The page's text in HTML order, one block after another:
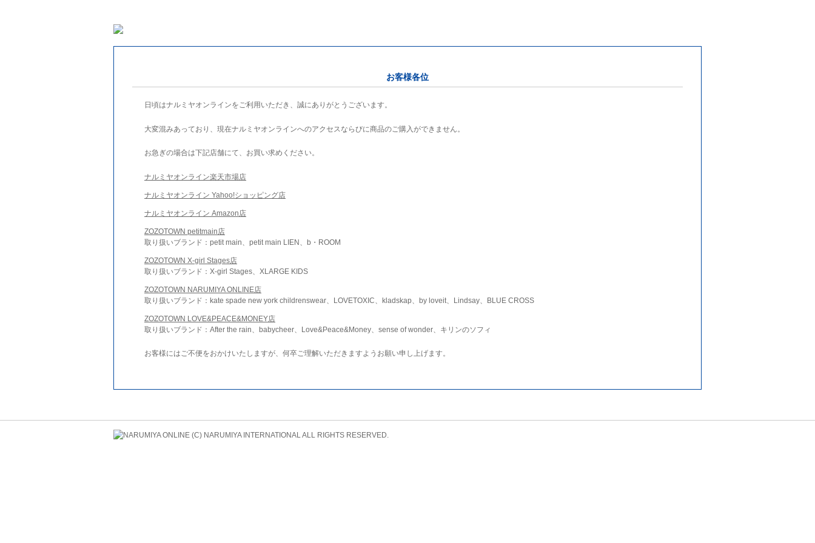
お客様各位
日頃はナルミヤオンラインをご利用いただき、誠にありがとうございます。
大変混みあっており、現在ナルミヤオンラインへのアクセスならびに商品のご購入ができません。
お急ぎの場合は下記店舗にて、お買い求めください。
ナルミヤオンライン楽天市場店
ナルミヤオンライン Yahoo!ショッピング店
ナルミヤオンライン Amazon店
ZOZOTOWN petitmain店
取り扱いブランド：petit main、petit main LIEN、b・ROOM
ZOZOTOWN X-girl Stages店
取り扱いブランド：X-girl Stages、XLARGE KIDS
ZOZOTOWN NARUMIYA ONLINE店
取り扱いブランド：kate spade new york childrenswear、LOVETOXIC、kladskap、by loveit、Lindsay、BLUE CROSS
ZOZOTOWN LOVE&PEACE&MONEY店
取り扱いブランド：After the rain、babycheer、Love&Peace&Money、sense of wonder、キリンのソフィ
お客様にはご不便をおかけいたしますが、何卒ご理解いただきますようお願い申し上げます。